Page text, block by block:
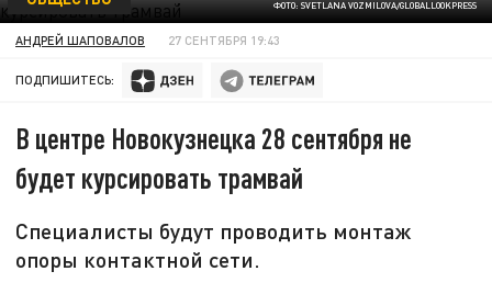
ФОТО: SVETLANA VOZMILOVA/GLOBALLOOKPRESS
АНДРЕЙ ШАПОВАЛОВ 27 СЕНТЯБРЯ 19:43
ПОДПИШИТЕСЬ:
В центре Новокузнецка 28 сентября не
будет курсировать трамвай
Специалисты будут проводить монтаж
опоры контактной сети.